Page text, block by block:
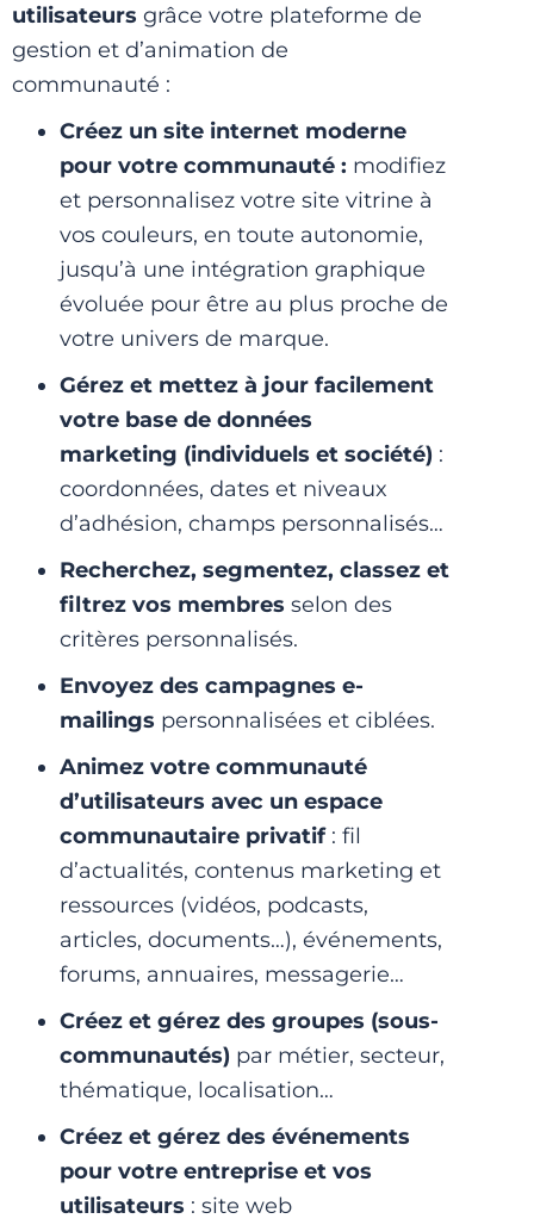
utilisateurs grâce votre plateforme de
gestion et d’animation de
communauté :
Créez un site internet moderne
pour votre communauté : modifiez
et personnalisez votre site vitrine à
vos couleurs, en toute autonomie,
jusqu’à une intégration graphique
évoluée pour être au plus proche de
votre univers de marque.
Gérez et mettez à jour facilement
votre base de données
marketing (individuels et société) :
coordonnées, dates et niveaux
d’adhésion, champs personnalisés…
Recherchez, segmentez, classez et
filtrez vos membres selon des
critères personnalisés.
Envoyez des campagnes e-
mailings personnalisées et ciblées.
Animez votre communauté
d’utilisateurs avec un espace
communautaire privatif: fil
d’actualités, contenus marketing et
ressources (vidéos, podcasts,
articles, documents…), événements,
forums, annuaires, messagerie…
Créez et gérez des groupes (sous-
communautés) par métier, secteur,
thématique, localisation…
Créez et gérez des événements
pour votre entreprise et vos
utilisateurs : site web